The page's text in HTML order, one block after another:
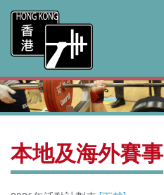
本地及海外賽事